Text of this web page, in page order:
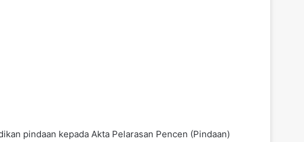
pindaan kepada Akta Pelarasan Pencen (Pindaan)